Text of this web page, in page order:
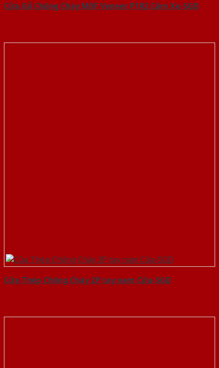
Cửa Gỗ Chống Cháy MDF Veneer P1R2 Căm Xe-SGD
Cửa Thép Chống Cháy 2P tay nam Cửa-SGD